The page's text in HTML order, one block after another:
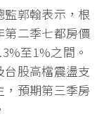
郭翰表示，根
二季七都房價
至1%之間。
股高檔震盪支
預期第三季房